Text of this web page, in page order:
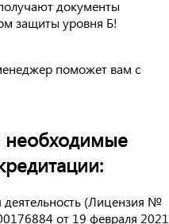
документы
защиты уровня Б!
поможет вам с
деятельность (Лицензия №
от 19 февраля 2021